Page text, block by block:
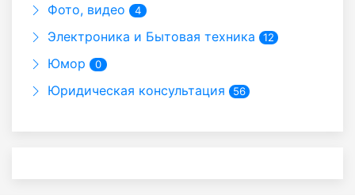
Фото, видео 4
Электроника и Бытовая техника 12
Юмор 0
Юридическая консультация 56